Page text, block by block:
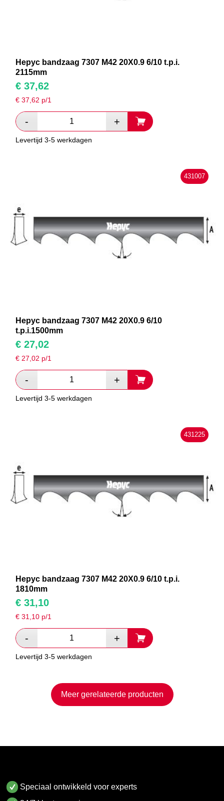
Hepyc bandzaag 7307 M42 20X0.9 6/10 t.p.i.
2115mm
€ 37,62
€37,62 p/1
Levertijd 3-5 werkdagen
431007
Hepyc bandzaag 7307 M42 20X0.9 6/10
t.p.i.1500mm
€ 27,02
€27,02 p/1
Levertijd 3-5 werkdagen
431225
Hepyc bandzaag 7307 M42 20X0.9 6/10 t.p.i.
1810mm
€ 31,10
€31,10 p/1
Levertijd 3-5 werkdagen
Meer gerelateerde producten
Speciaal ontwikkeld voor experts